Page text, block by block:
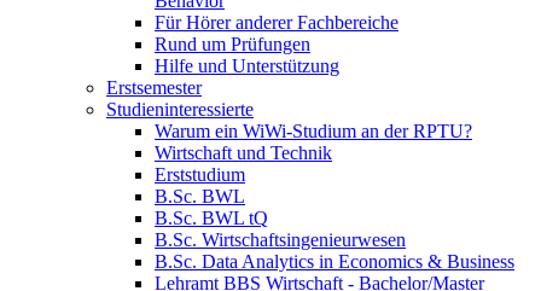
Für Hörer anderer Fachbereiche
Rund um Prüfungen
Hilfe und Unterstützung
Erstsemester
Studieninteressierte
Warum ein WiWi-Studium an der RPTU?
Wirtschaft und Technik
Erststudium
B.Sc. BWL
B.Sc. BWL tQ
B.Sc. Wirtschaftsingenieurwesen
B.Sc. Data Analytics in Economics & Business
Lehramt BBS Wirtschaft - Bachelor/Master